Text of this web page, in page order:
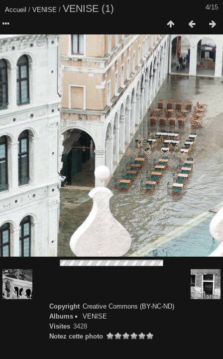
4/15
Accueil / VENISE / VENISE (1)
Copyright Creative Commons (BY-NC-ND)
Albums
VENISE
Visites 3428
Notez cette photo